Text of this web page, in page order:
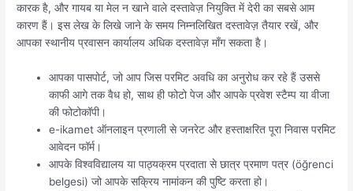
कारक है, और गायब या मेल न खाने वाले दस्तावेज़ नियुक्ति में देरी का सबसे आम
कारण हैं। इस लेख के लिखे जाने के समय निम्नलिखित दस्तावेज़ तैयार रखें, और
आपका स्थानीय प्रवासन कार्यालय अधिक दस्तावेज़ माँग सकता है।
आपका पासपोर्ट, जो आप जिस परमिट अवधि का अनुरोध कर रहे हैं उससे
काफी आगे तक वैध हो, साथ ही फोटो पेज और आपके प्रवेश स्टैम्प या वीजा
की फोटोकॉपी।
e-ikamet ऑनलाइन प्रणाली से जनरेट और हस्ताक्षरित पूरा निवास परमिट
आवेदन फॉर्म।
आपके विश्वविद्यालय या पाठ्यक्रम प्रदाता से छात्र प्रमाण पत्र (öğrenci
belgesi) जो आपके सक्रिय नामांकन की पुष्टि करता हो।